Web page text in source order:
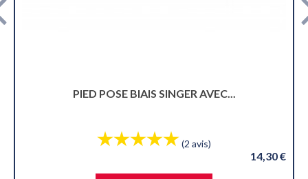
PIED POSE BIAIS SINGER POUR...